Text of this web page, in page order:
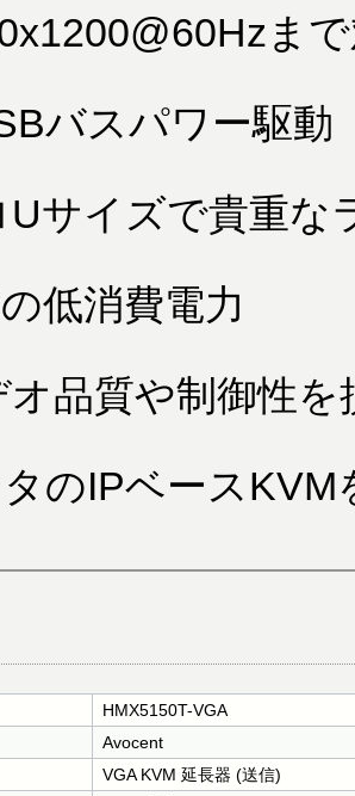
ま
バスパワー駆動
Uサイズで貴重な
低消費電力
オ品質や制御性
のIPベースKVM
HMX5150T-VGA
Avocent
VGA KVM 延長器 (送信)